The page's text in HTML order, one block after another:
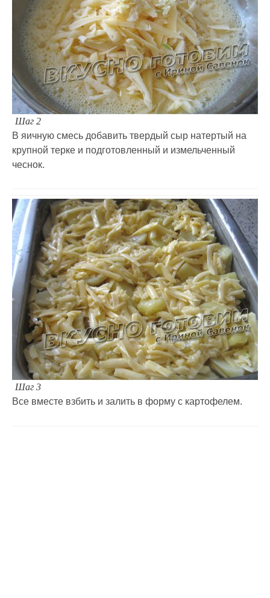
Шаг 2
В яичную смесь добавить твердый сыр натертый на
крупной терке и подготовленный и измельченный
чеснок.
Шаг 3
Все вместе взбить и залить в форму с картофелем.